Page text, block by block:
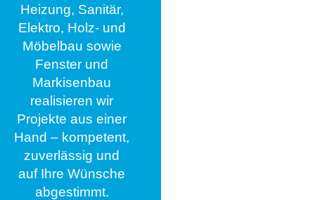
Heizung, Sanitär,
Elektro, Holz- und
Möbelbau sowie
Fenster und
Markisenbau
realisieren wir
Projekte aus einer
Hand – kompetent,
zuverlässig und
auf Ihre Wünsche
abgestimmt.